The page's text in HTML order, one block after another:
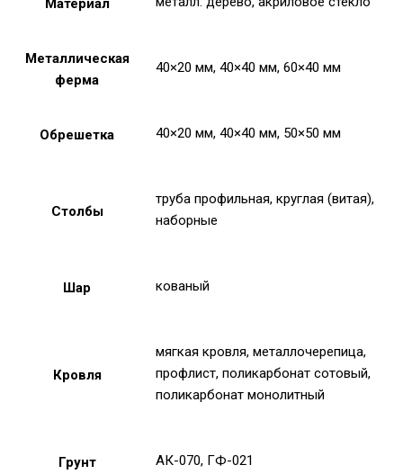
Металлическая
ферма
40×20 мм, 40×40 мм, 60×40 мм
Обрешетка 40×20 мм, 40×40 мм, 50×50 мм
Столбы
труба профильная, круглая (витая),
наборные
Шар кованый
Кровля
мягкая кровля, металлочерепица,
профлист, поликарбонат сотовый,
поликарбонат монолитный
Грунт АК-070, ГФ-021